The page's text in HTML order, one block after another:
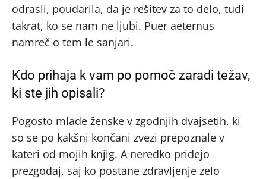
odrasli, poudarila, da je rešitev za to delo, tudi
takrat, ko se nam ne ljubi. Puer aeternus
namreč o tem le sanjari.
Kdo prihaja k vam po pomoč zaradi težav,
ki ste jih opisali?
Pogosto mlade ženske v zgodnjih dvajsetih, ki
so se po kakšni končani zvezi prepoznale v
kateri od mojih knjig. A neredko pridejo
prezgodaj, saj ko postane zdravljenje zelo